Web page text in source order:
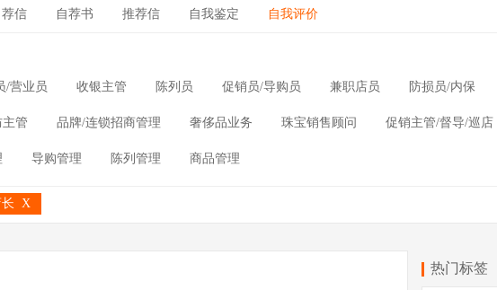
荐信 自荐书 推荐信 自我鉴定 自我评价
/营业员 收银主管 陈列员 促销员/导购员 兼职店员 防损员/内保
管 品牌/连锁招商管理 奢侈品业务 珠宝销售顾问 促销主管/督导/巡店
导购管理 陈列管理 商品管理
X
热门标签